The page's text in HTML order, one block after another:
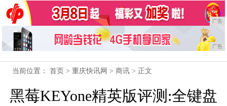
广告
广告
当前位置：首页 >重庆快讯网 >商讯 > 正文
黑莓KEYone精英版评测:全键盘